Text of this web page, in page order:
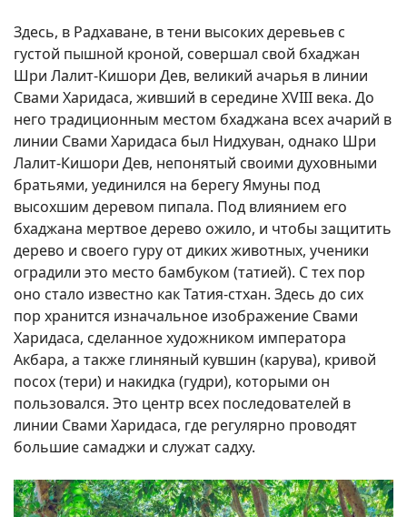
Здесь, в Радхаване, в тени высоких деревьев с
густой пышной кроной, совершал свой бхаджан
Шри Лалит-Кишори Дев, великий ачарья в линии
Свами Харидаса, живший в середине XVIII века. До
него традиционным местом бхаджана всех ачарий в
линии Свами Харидаса был Нидхуван, однако Шри
Лалит-Кишори Дев, непонятый своими духовными
братьями, уединился на берегу Ямуны под
высохшим деревом пипала. Под влиянием его
бхаджана мертвое дерево ожило, и чтобы защитить
дерево и своего гуру от диких животных, ученики
оградили это место бамбуком (татией). С тех пор
оно стало известно как Татия-стхан. Здесь до сих
пор хранится изначальное изображение Свами
Харидаса, сделанное художником императора
Акбара, а также глиняный кувшин (карува), кривой
посох (тери) и накидка (гудри), которыми он
пользовался. Это центр всех последователей в
линии Свами Харидаса, где регулярно проводят
большие самаджи и служат садху.